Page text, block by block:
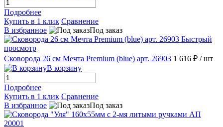
Подробнее
Купить в 1 клик Сравнение
В избранное
Под заказ
Быстрый
просмотр
Сковорода 26 см Мечта Premium (blue) арт. 26903 1 616 ₽ / шт
В корзину
Подробнее
Купить в 1 клик Сравнение
В избранное
Под заказ